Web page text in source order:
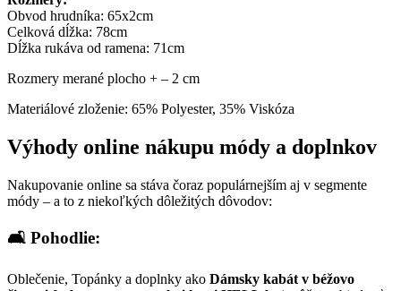
Obvod hrudníka: 65x2cm
Celková dĺžka: 78cm
Dĺžka rukáva od ramena: 71cm
Rozmery merané plocho + – 2 cm
Materiálové zloženie: 65% Polyester, 35% Viskóza
Výhody online nákupu módy a doplnkov
Nakupovanie online sa stáva čoraz populárnejším aj v segmente
módy – a to z niekoľkých dôležitých dôvodov:
🛋️ Pohodlie:
Oblečenie, Topánky a doplnky ako Dámsky kabát v béžovo